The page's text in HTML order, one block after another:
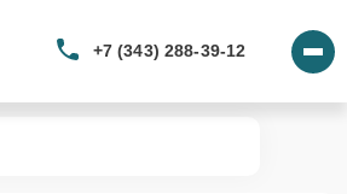
+7 (343) 288-39-12